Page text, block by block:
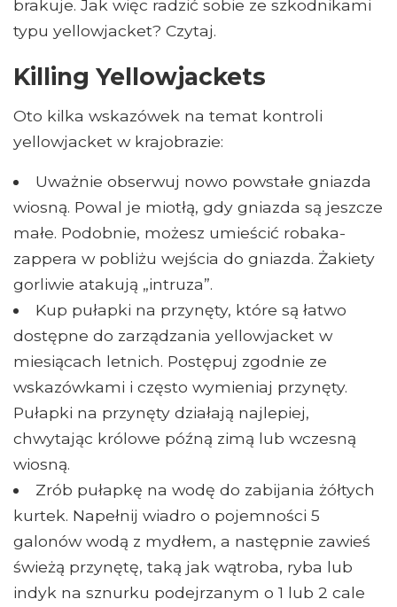
brakuje. Jak więc radzić sobie ze szkodnikami
typu yellowjacket? Czytaj.
Killing Yellowjackets
Oto kilka wskazówek na temat kontroli
yellowjacket w krajobrazie:
Uważnie obserwuj nowo powstałe gniazda
wiosną. Powal je miotłą, gdy gniazda są jeszcze
małe. Podobnie, możesz umieścić robaka-
zappera w pobliżu wejścia do gniazda. Żakiety
gorliwie atakują „intruza”.
Kup pułapki na przynęty, które są łatwo
dostępne do zarządzania yellowjacket w
miesiącach letnich. Postępuj zgodnie ze
wskazówkami i często wymieniaj przynęty.
Pułapki na przynęty działają najlepiej,
chwytając królowe późną zimą lub wczesną
wiosną.
Zrób pułapkę na wodę do zabijania żółtych
kurtek. Napełnij wiadro o pojemności 5
galonów wodą z mydłem, a następnie zawieś
świeżą przynętę, taką jak wątroba, ryba lub
indyk na sznurku podejrzanym o 1 lub 2 cale